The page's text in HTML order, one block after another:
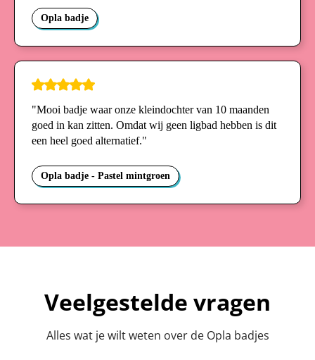
Opla badje
"Mooi badje waar onze kleindochter van 10 maanden
goed in kan zitten. Omdat wij geen ligbad hebben is dit
een heel goed alternatief."
Opla badje - Pastel mintgroen
Veelgestelde vragen
Alles wat je wilt weten over de Opla badjes